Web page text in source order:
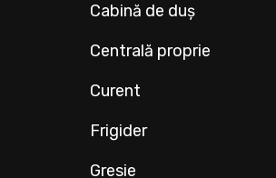
Cabină de duș
Centrală proprie
Curent
Frigider
Gresie